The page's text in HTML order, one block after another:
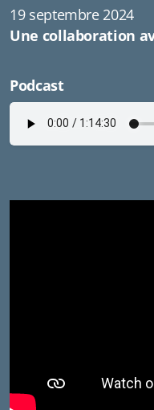
19 septembre 2024
Une collaboration
Podcast